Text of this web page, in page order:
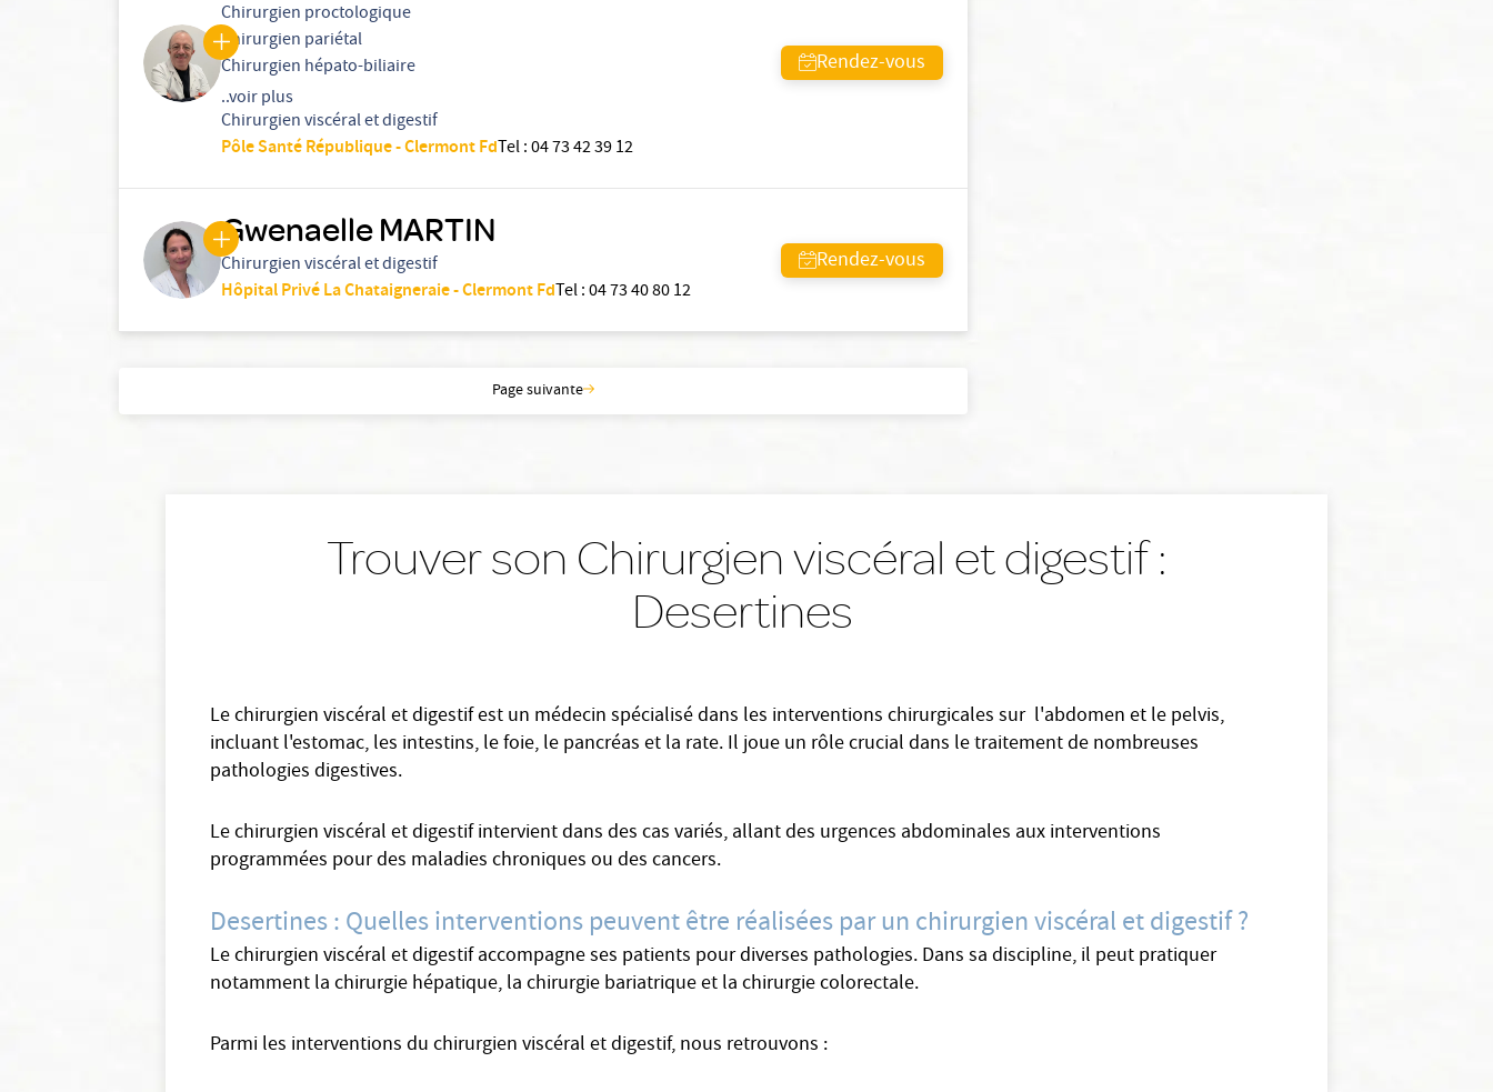
Chirurgien proctologique
Chirurgien pariétal
Chirurgien hépato-biliaire
..voir plus
Chirurgien viscéral et digestif
Pôle Santé République - Clermont FdTel:04 73 42 39 12
Rendez-vous
Gwenaelle MARTIN
Chirurgien viscéral et digestif
Hôpital Privé La Chataigneraie - Clermont FdTel:04 73 40 80 12
Rendez-vous
Page suivante
Trouver son Chirurgien viscéral et digestif :
Desertines
Le chirurgien viscéral et digestif est un médecin spécialisé dans les interventions chirurgicales sur l'abdomen et le pelvis,
incluant l'estomac, les intestins, le foie, le pancréas et la rate. Il joue un rôle crucial dans le traitement de nombreuses
pathologies digestives.
Le chirurgien viscéral et digestif intervient dans des cas variés, allant des urgences abdominales aux interventions
programmées pour des maladies chroniques ou des cancers.
Desertines : Quelles interventions peuvent être réalisées par un chirurgien viscéral et digestif ?
Le chirurgien viscéral et digestif accompagne ses patients pour diverses pathologies. Dans sa discipline, il peut pratiquer
notamment la chirurgie hépatique, la chirurgie bariatrique et la chirurgie colorectale.
Parmi les interventions du chirurgien viscéral et digestif, nous retrouvons :